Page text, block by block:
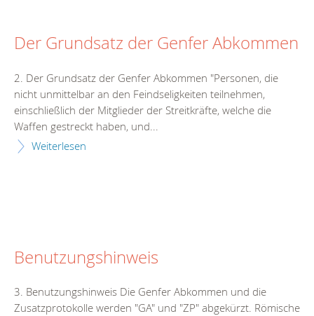
Der Grundsatz der Genfer Abkommen
2. Der Grundsatz der Genfer Abkommen "Personen, die
nicht unmittelbar an den Feindseligkeiten teilnehmen,
einschließlich der Mitglieder der Streitkräfte, welche die
Waffen gestreckt haben, und...
Weiterlesen
Benutzungshinweis
3. Benutzungshinweis Die Genfer Abkommen und die
Zusatzprotokolle werden "GA" und "ZP" abgekürzt. Römische